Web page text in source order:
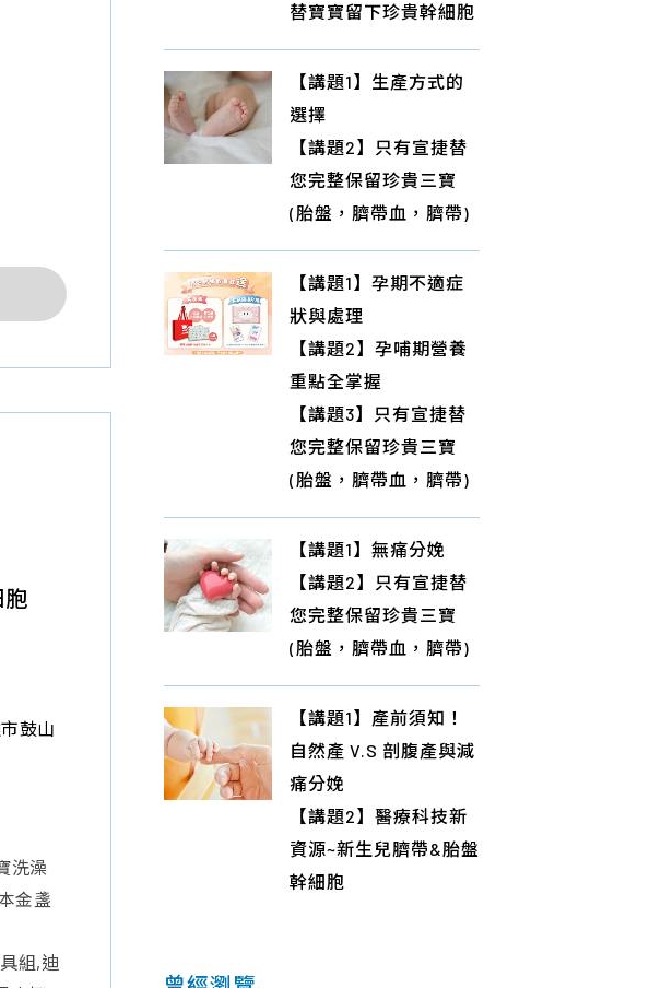
胞
鼓山
洗澡
金盞
組,迪
替寶寶留下珍貴幹細胞
【講題1】生產方式的
選擇
【講題2】只有宣捷替
您完整保留珍貴三寶
(胎盤，臍帶血，臍帶)
【講題1】孕期不適症
狀與處理
【講題2】孕哺期營養
重點全掌握
【講題3】只有宣捷替
您完整保留珍貴三寶
(胎盤，臍帶血，臍帶)
【講題1】無痛分娩
【講題2】只有宣捷替
您完整保留珍貴三寶
(胎盤，臍帶血，臍帶)
【講題1】產前須知！
自然產 V.S 剖腹產與減
痛分娩
【講題2】醫療科技新
資源~新生兒臍帶&胎盤
幹細胞